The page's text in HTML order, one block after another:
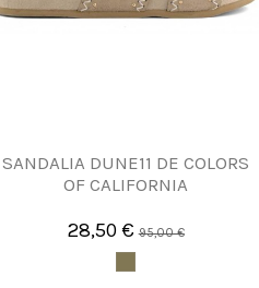
SANDALIA DUNE11 DE COLORS
OF CALIFORNIA
28,50 €95,00 €